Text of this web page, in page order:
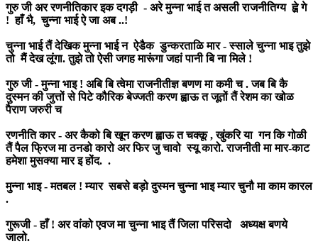
गुरु जी अर रणनीतिकार इक दगड़ी - अरे मुन्ना भाई त असली राजनीतिग्य ह्व़े गे
! हाँ भै, चुन्ना भाई ऐ जा अब ..!
चुन्ना भाई तैं देखिक मुन्ना भाई न ऐडैक डुन्करताळि मार - स्साले चुन्ना भाइ तुझे
तो मैं देख लूंगा. तुझे तो ऐसी जगह मारूंगा जहां पानी बि ना मिले !
गुरु जी - मुन्ना भाइ ! अबि बि त्वेमा राजनीतीज्ञ बणण मा कमी च . जब बि कै
दुस्मन की जुत्तों से पिटे कौरिक बेज्जती करण ह्वाऊ त जूतों तैं रेशम का खोळ
पैराण जरुरी च
रणनीति कार - अर कैको बि खून करण ह्वाऊ त चक्कू , खुंकरि या गन कि गोळी
तैं पैल फ्रिज मा ठनडो कारो अर फिर जु चावो स्यू कारो. राजनीती मा मार-काट
हमेशा मुसक्या मार इ होंद. .
मुन्ना भाइ - मतबल ! म्यार सबसे बड़ो दुस्मन चुन्ना भाइ म्यार चुनौ मा काम कारल
.
गुरूजी - हाँ ! अर वांको एवज मा चुन्ना भाइ तैं जिला परिसदो अध्यक्ष बणये
जालो.